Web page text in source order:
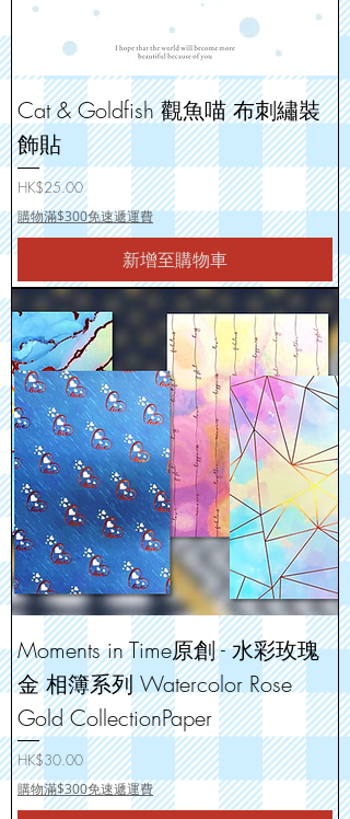
Cat & Goldfish 觀魚喵 布刺繡裝
飾貼
價格
HK$25.00
購物滿$300免速遞運費
新增至購物車
Moments in Time原創 - 水彩玫瑰
金 相簿系列 Watercolor Rose
Gold CollectionPaper
價格
HK$30.00
購物滿$300免速遞運費